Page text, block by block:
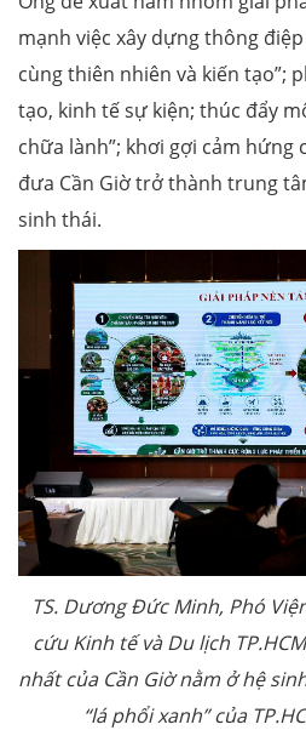
mạnh việc xây dựng thông điệp
cùng thiên nhiên và kiến tạo”;
tạo, kinh tế sự kiện; thúc đẩy
chữa lành”; khơi gợi cảm hứng
đưa Cần Giờ trở thành trung
sinh thái.
TS. Dương Đức Minh, Phó
cứu Kinh tế và Du lịch
nhất của Cần Giờ nằm ở hệ
“lá phổi xanh” của